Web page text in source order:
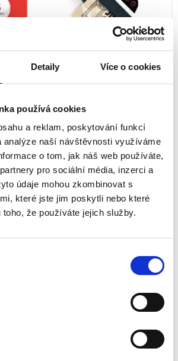
Detaily Více o cookies
používá cookies
a reklam, poskytování funkcí
analýze naší návštěvnosti využíváme
o tom, jak náš web používáte,
pro sociální média, inzerci a
údaje mohou zkombinovat s
které jste jim poskytli nebo které
že používáte jejich služby.
PREMIUM